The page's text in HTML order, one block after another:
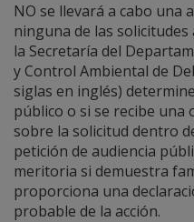
NO se llevará a cabo una
ninguna de las solicitudes
la Secretaría del
y Control Ambiental de
siglas en inglés)
público o si se recibe
sobre la solicitud dentro
petición de audiencia
meritoria si demuestra
proporciona una
probable de la acción.